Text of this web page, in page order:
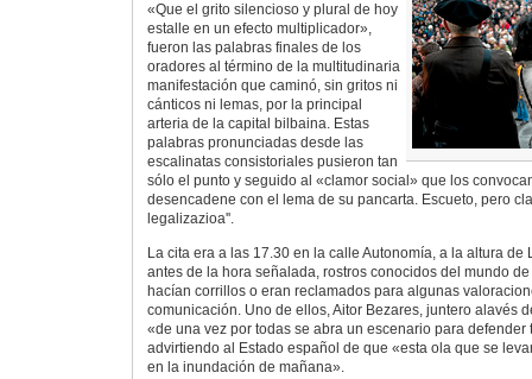
«Que el grito silencioso y plural de hoy
estalle en un efecto multiplicador»,
fueron las palabras finales de los
oradores al término de la multitudinaria
manifestación que caminó, sin gritos ni
cánticos ni lemas, por la principal
arteria de la capital bilbaina. Estas
palabras pronunciadas desde las
escalinatas consistoriales pusieron tan
sólo el punto y seguido al «clamor social» que los
desencadene con el lema de su pancarta. Escueto, pero
legalizazioa''.
La cita era a las 17.30 en la calle Autonomía, a la altura de
antes de la hora señalada, rostros conocidos del mundo
hacían corrillos o eran reclamados para algunas
comunicación. Uno de ellos, Aitor Bezares, juntero alavés
«de una vez por todas se abra un escenario para defender
advirtiendo al Estado español de que «esta ola que se
en la inundación de mañana».